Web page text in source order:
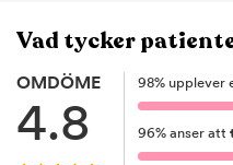
Vad tycker
OMDÖME
4.8
98% upplever
96% anser att